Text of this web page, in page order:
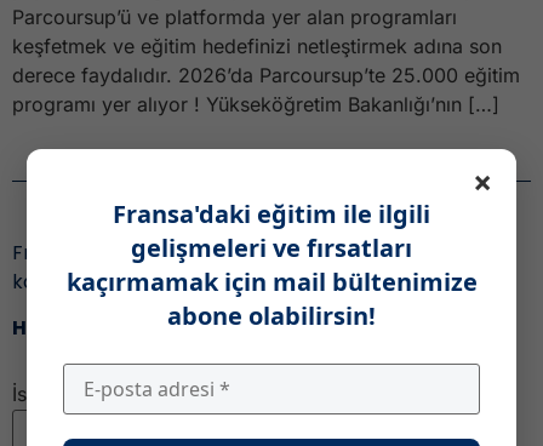
Parcoursup’ü ve platformda yer alan programları
keşfetmek ve eğitim hedefinizi netleştirmek adına son
derece faydalıdır. 2026’da Parcoursup’te 25.000 eğitim
programı yer alıyor ! Yükseköğretim Bakanlığı’nın […]
Fransa’daki eğitim ile ilgili gelişmeleri ve fırsatları
kaçırmamak için,
Haber bültenimize katıl!
İsim
×
Fransa'daki eğitim ile ilgili
gelişmeleri ve fırsatları
kaçırmamak için mail bültenimize
abone olabilirsin!